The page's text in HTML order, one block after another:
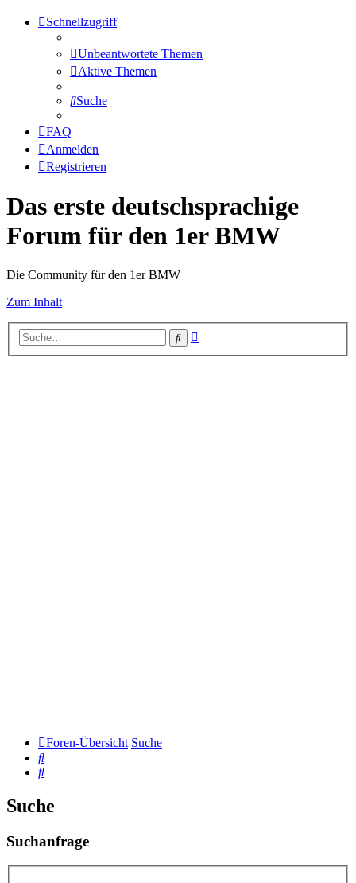
Schnellzugriff
Unbeantwortete Themen
Aktive Themen
Suche
FAQ
Anmelden
Registrieren
Das erste deutschsprachige
Forum für den 1er BMW
Die Community für den 1er BMW
Zum Inhalt
Suche
Foren-Übersicht Suche
Suche
Suche
Suche
Suchanfrage